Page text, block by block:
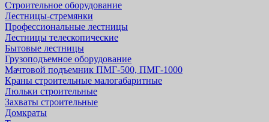
Строительное оборудование
Лестницы-стремянки
Профессиональные лестницы
Лестницы телескопические
Бытовые лестницы
Грузоподъемное оборудование
Мачтовой подъемник ПМГ-500, ПМГ-1000
Краны строительные малогабаритные
Люльки строительные
Захваты строительные
Домкраты